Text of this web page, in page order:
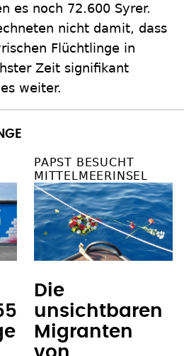
es noch 72.600 Syrer.
nicht damit, dass
Flüchtlinge in
Zeit signifikant
weiter.
PAPST BESUCHT
MITTELMEERINSEL
Die
unsichtbaren
Migranten